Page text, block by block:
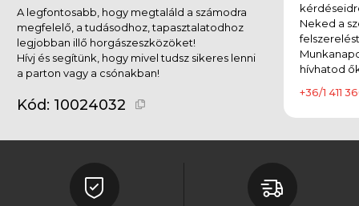
A legfontosabb, hogy megtaláld a számodra
megfelelő, a tudásodhoz, tapasztalatodhoz
legjobban illő horgászeszközöket!
Hívj és segítünk, hogy mivel tudsz sikeres lenni
a parton vagy a csónakban!
Kód: 10024032
Neked a
hívhatod
+36/1 411